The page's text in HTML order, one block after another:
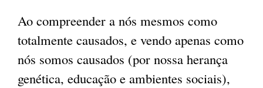
Ao compreender a nós mesmos como
totalmente causados, e vendo apenas como
nós somos causados ​​(por nossa herança
genética, educação e ambientes sociais),